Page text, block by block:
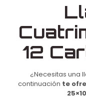
12
¿Necesitas una
continuación te